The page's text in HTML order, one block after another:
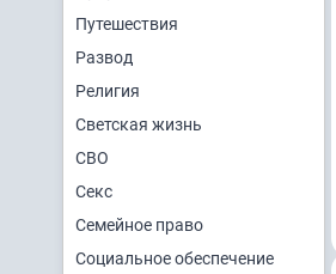
Путешествия
Развод
Религия
Светская жизнь
СВО
Секс
Семейное право
Социальное обеспечение